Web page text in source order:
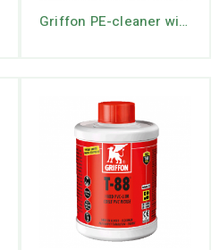
Griffon PE-cleaner wipes schoonmaakdoekjes